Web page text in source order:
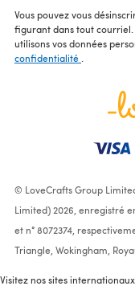
Vous pouvez vous
figurant dans tout courriel.
utilisons vos données
confidentialité
© LoveCrafts Group
Limited) 2026, enregistré
et n° 8072374,
Triangle, Wokingham,
Visitez nos sites